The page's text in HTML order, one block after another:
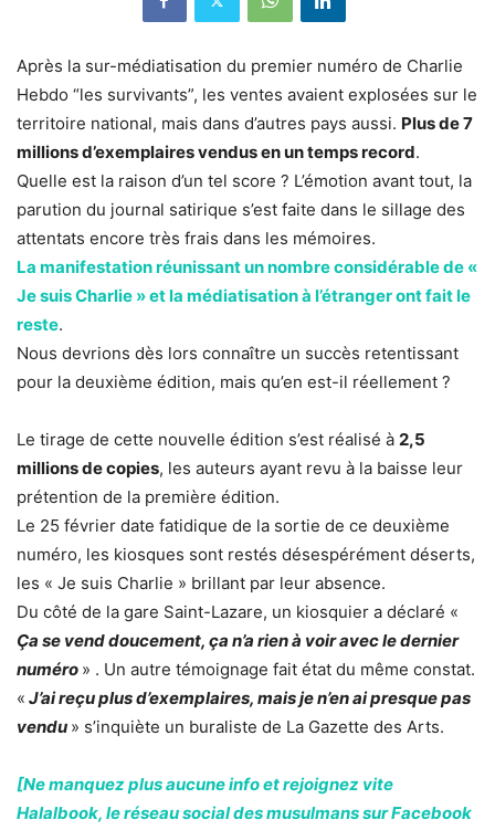
Après la sur-médiatisation du premier numéro de Charlie
Hebdo “les survivants”, les ventes avaient explosées sur le
territoire national, mais dans d’autres pays aussi. Plus de 7
millions d’exemplaires vendus en un temps record.
Quelle est la raison d’un tel score ? L’émotion avant tout, la
parution du journal satirique s’est faite dans le sillage des
attentats encore très frais dans les mémoires.
La manifestation réunissant un nombre considérable de «
Je suis Charlie » et la médiatisation à l’étranger ont fait le
reste.
Nous devrions dès lors connaître un succès retentissant
pour la deuxième édition, mais qu’en est-il réellement ?
Le tirage de cette nouvelle édition s’est réalisé à 2,5
millions de copies, les auteurs ayant revu à la baisse leur
prétention de la première édition.
Le 25 février date fatidique de la sortie de ce deuxième
numéro, les kiosques sont restés désespérément déserts,
les « Je suis Charlie » brillant par leur absence.
Du côté de la gare Saint-Lazare, un kiosquier a déclaré «
Ça se vend doucement, ça n’a rien à voir avec le dernier
numéro » . Un autre témoignage fait état du même constat.
« J’ai reçu plus d’exemplaires, mais je n’en ai presque pas
vendu » s’inquiète un buraliste de La Gazette des Arts.
[Ne manquez plus aucune info et rejoignez vite
Halalbook, le réseau social des musulmans sur Facebook